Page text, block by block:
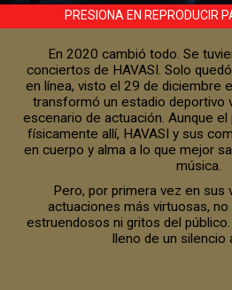
PRESIONA EN REPRODUCIR
En 2020 cambió todo. Se
conciertos de HAVASI. Solo
en línea, visto el 29 de diciembre
transformó un estadio deportivo
escenario de actuación. Aunque
físicamente allí, HAVASI y sus
en cuerpo y alma a lo que mejor
música.
Pero, por primera vez en sus
actuaciones más virtuosas,
estruendosos ni gritos del
lleno de un silencio